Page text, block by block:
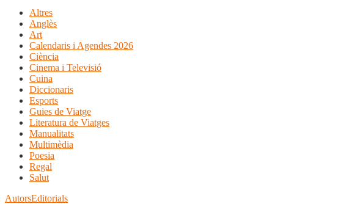
Altres
Anglès
Art
Calendaris i Agendes 2026
Ciència
Cinema i Televisió
Cuina
Diccionaris
Esports
Guies de Viatge
Literatura de Viatges
Manualitats
Multimèdia
Poesia
Regal
Salut
AutorsEditorials